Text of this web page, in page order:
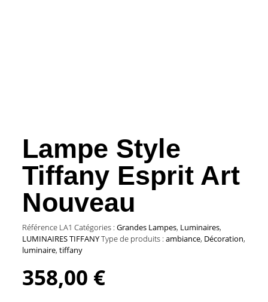
Lampe Style
Tiffany Esprit Art
Nouveau
Référence LA1Catégories : Grandes Lampes, Luminaires,
LUMINAIRES TIFFANYType de produits : ambiance, Décoration,
luminaire,tiffany
358,00 €